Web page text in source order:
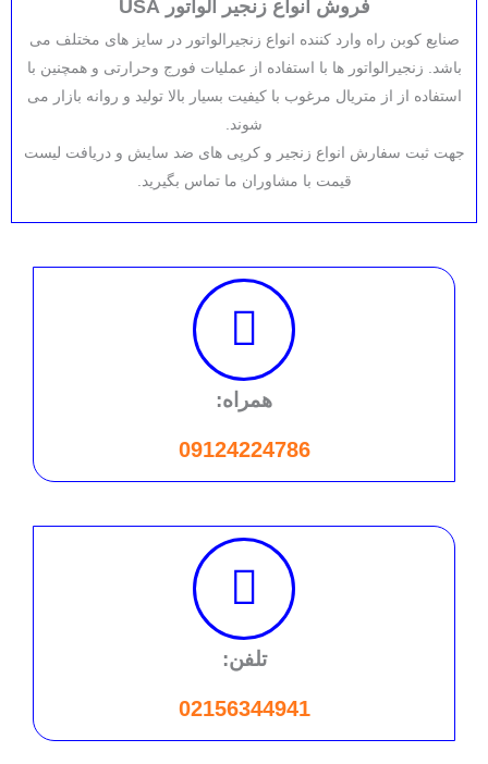
فروش انواع زنجیر الواتور USA
صنایع کوبن راه وارد کننده انواع زنجیرالواتور در سایز های مختلف می
باشد. زنجیرالواتور ها با استفاده از عملیات فورج وحرارتی و همچنین با
استفاده از از متریال مرغوب با کیفیت بسیار بالا تولید و روانه بازار می
شوند.
جهت ثبت سفارش انواع زنجیر و کرپی های ضد سایش و دریافت لیست
قیمت با مشاوران ما تماس بگیرید.
همراه:
09124224786
تلفن:
02156344941